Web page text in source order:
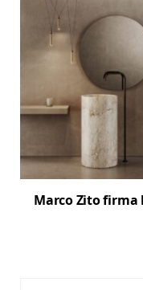
Marco Zito firma